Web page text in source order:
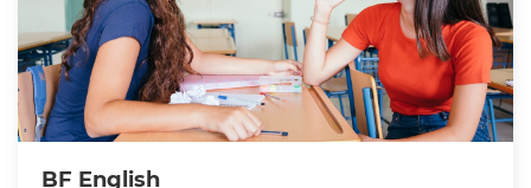
BF English